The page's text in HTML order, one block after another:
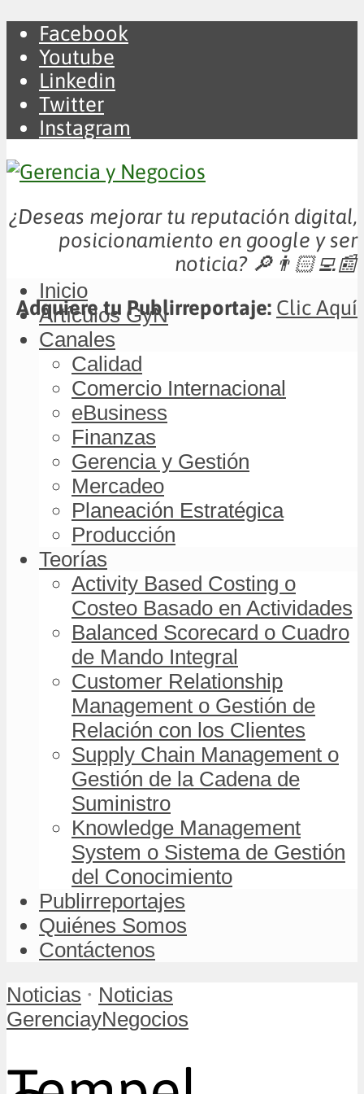
Facebook
Youtube
Linkedin
Twitter
Instagram
¿Deseas mejorar tu reputación digital,
posicionamiento en google y ser
noticia? 🔎👨🏻‍💻📰
Adquiere tu Publirreportaje: Clic Aquí
Inicio
Artículos GyN
Canales
Calidad
Comercio Internacional
eBusiness
Finanzas
Gerencia y Gestión
Mercadeo
Planeación Estratégica
Producción
Teorías
Activity Based Costing o
Costeo Basado en Actividades
Balanced Scorecard o Cuadro
de Mando Integral
Customer Relationship
Management o Gestión de
Relación con los Clientes
Supply Chain Management o
Gestión de la Cadena de
Suministro
Knowledge Management
System o Sistema de Gestión
del Conocimiento
Publirreportajes
Quiénes Somos
Contáctenos
Noticias • Noticias
GerenciayNegocios